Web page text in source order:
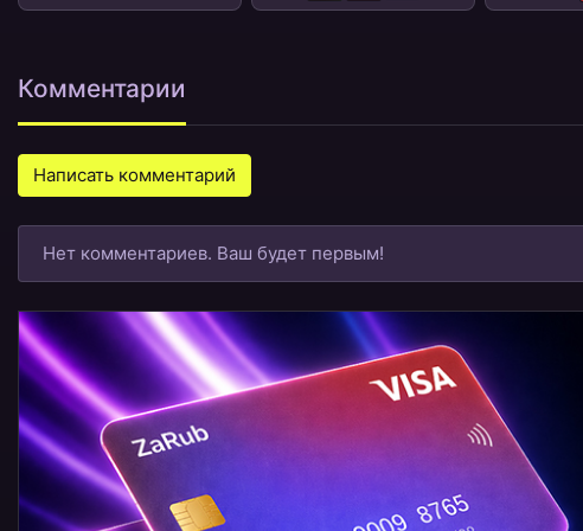
Комментарии
Написать комментарий
Нет комментариев. Ваш будет первым!